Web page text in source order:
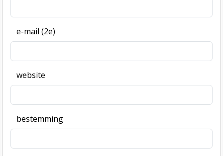
e-mail (2e)
website
bestemming